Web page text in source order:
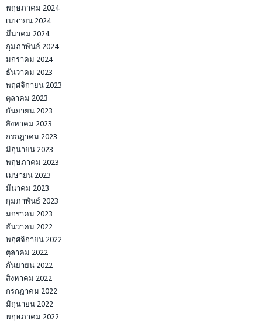
พฤษภาคม 2024
เมษายน 2024
มีนาคม 2024
กุมภาพันธ์ 2024
มกราคม 2024
ธันวาคม 2023
พฤศจิกายน 2023
ตุลาคม 2023
กันยายน 2023
สิงหาคม 2023
กรกฎาคม 2023
มิถุนายน 2023
พฤษภาคม 2023
เมษายน 2023
มีนาคม 2023
กุมภาพันธ์ 2023
มกราคม 2023
ธันวาคม 2022
พฤศจิกายน 2022
ตุลาคม 2022
กันยายน 2022
สิงหาคม 2022
กรกฎาคม 2022
มิถุนายน 2022
พฤษภาคม 2022